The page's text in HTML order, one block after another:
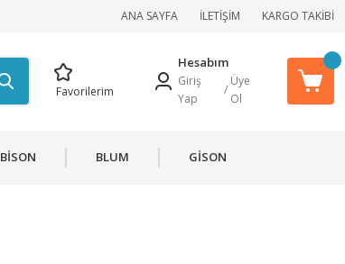
ANA SAYFA İLETİŞİM KARGO TAKİBİ
Favorilerim
Hesabım
Giriş
Yap
/
Üye
Ol
BİSON BLUM GİSON